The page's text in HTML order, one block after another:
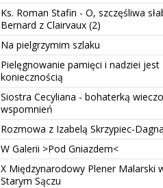
Ks. Roman Stafin - O, szczęśliwa
Bernard z Clairvaux (2)
Na pielgrzymim szlaku
Pielęgnowanie pamięci i nadziei jest
koniecznością
Siostra Cecyliana - bohaterką
wspomnień
Rozmowa z Izabelą Skrzypiec-
W Galerii >Pod Gniazdem<
X Międzynarodowy Plener Malarski
Starym Sączu